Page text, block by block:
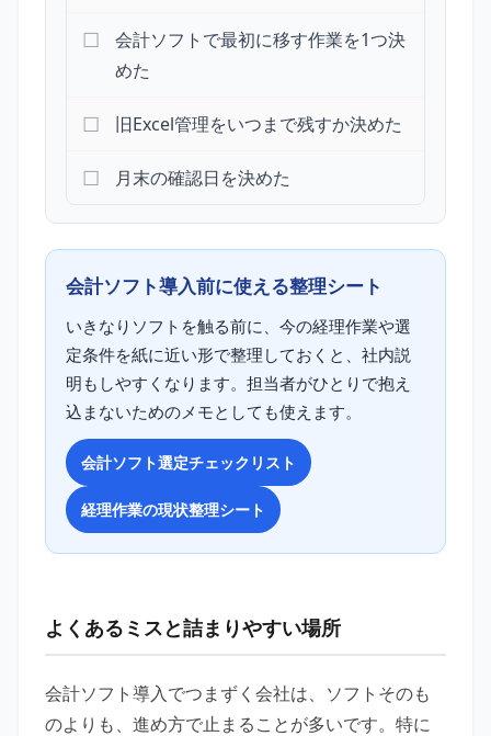
会計ソフトで最初に移す作業を1つ決
めた
旧Excel管理をいつまで残すか決めた
月末の確認日を決めた
会計ソフト導入前に使える整理シート
いきなりソフトを触る前に、今の経理作業や選
定条件を紙に近い形で整理しておくと、社内説
明もしやすくなります。担当者がひとりで抱え
込まないためのメモとしても使えます。
会計ソフト選定チェックリスト
経理作業の現状整理シート
よくあるミスと詰まりやすい場所
会計ソフト導入でつまずく会社は、ソフトそのも
のよりも、進め方で止まることが多いです。特に